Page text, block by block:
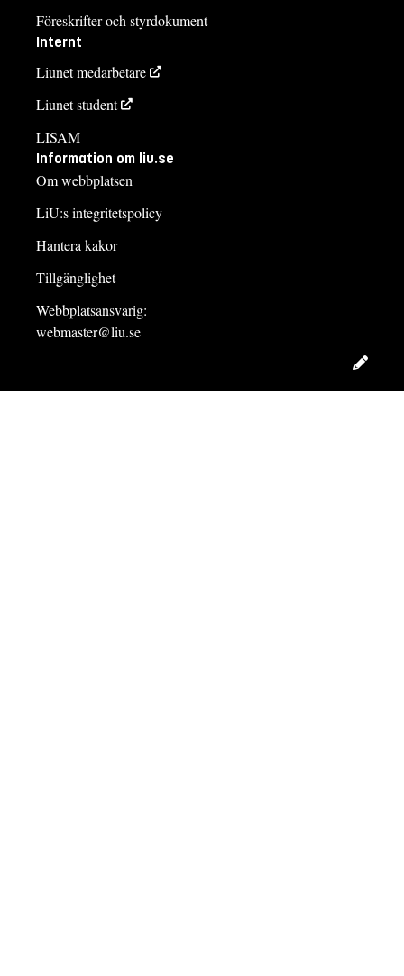
Föreskrifter och styrdokument
Internt
Liunet medarbetare
Liunet student
LISAM
Information om liu.se
Om webbplatsen
LiU:s integritetspolicy
Hantera kakor
Tillgänglighet
Webbplatsansvarig:
webmaster@liu.se